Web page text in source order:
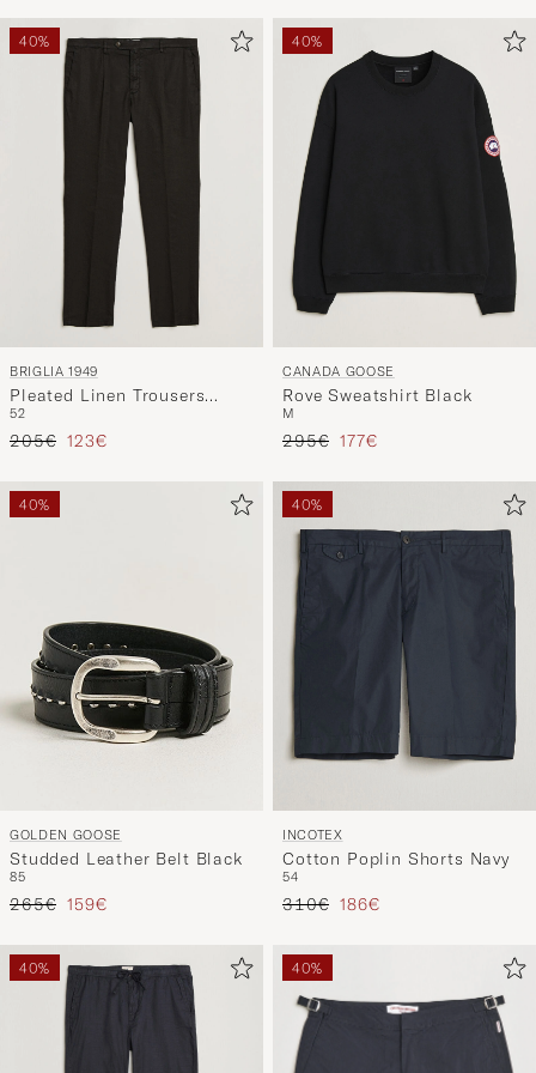
40%
BRIGLIA 1949
Pleated Linen Trousers
Black
52
Regulärer Preis
205€ Reduzierter Preis
123€
40%
CANADA GOOSE
Rove Sweatshirt Black
M
Regulärer Preis
295€ Reduzierter Preis
177€
40%
GOLDEN GOOSE
Studded Leather Belt Black
85
Regulärer Preis
265€ Reduzierter Preis
159€
40%
INCOTEX
Cotton Poplin Shorts Navy
54
Regulärer Preis
310€ Reduzierter Preis
186€
40% 40%